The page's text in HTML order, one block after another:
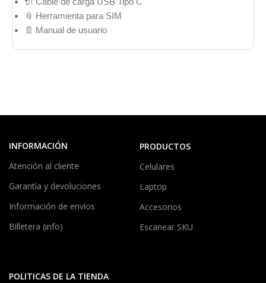
📎 Herramienta para SIM
📄 Manual de usuario
INFORMACIÓN
Atención al cliente
Garantía y devoluciones
Información de envíos
Billetera (info)
PRODUCTOS
Celulares
Laptop
Accesorios
Escanear SKU
POLITICAS DE LA TIENDA